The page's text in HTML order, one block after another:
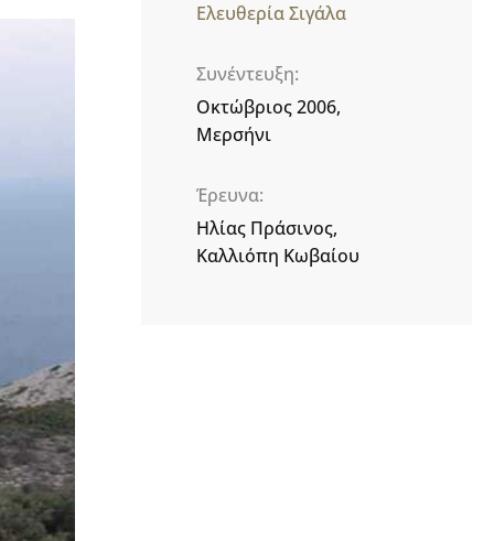
Ελευθερία Σιγάλα
Συνέντευξη
Οκτώβριος 2006,
Μερσήνι
Έρευνα
Ηλίας Πράσινος,
Καλλιόπη Κωβαίου